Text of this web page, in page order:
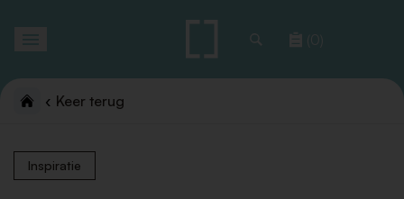
(0)
Keer terug
Inspiratie